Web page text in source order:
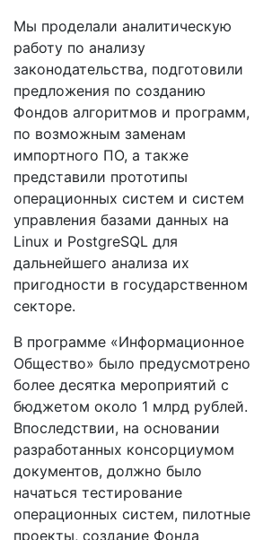
Мы проделали аналитическую
работу по анализу
законодательства, подготовили
предложения по созданию
Фондов алгоритмов и программ,
по возможным заменам
импортного ПО, а также
представили прототипы
операционных систем и систем
управления базами данных на
Linux и PostgreSQL для
дальнейшего анализа их
пригодности в государственном
секторе.
В программе «Информационное
Общество» было предусмотрено
более десятка мероприятий с
бюджетом около 1 млрд рублей.
Впоследствии, на основании
разработанных консорциумом
документов, должно было
начаться тестирование
операционных систем, пилотные
проекты, создание Фонда